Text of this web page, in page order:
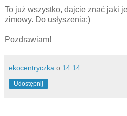
To już wszystko, dajcie znać jaki
zimowy. Do usłyszenia:)
Pozdrawiam!
ekocentryczka o 14:14
Udostępnij